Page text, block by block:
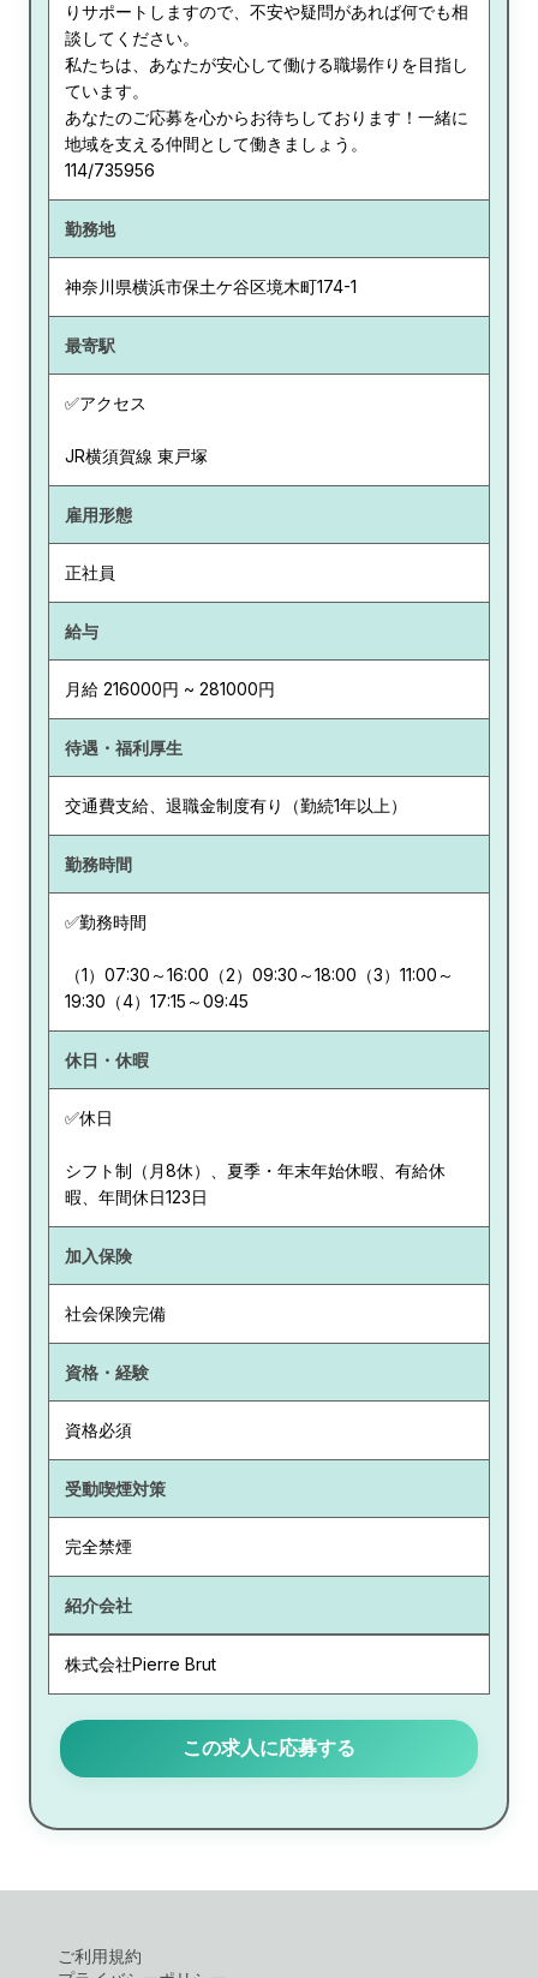
りサポートしますので、不安や疑問があれば何でも相
談してください。
私たちは、あなたが安心して働ける職場作りを目指し
ています。
あなたのご応募を心からお待ちしております！一緒に
地域を支える仲間として働きましょう。
114/735956
勤務地
神奈川県横浜市保土ケ谷区境木町174-1
最寄駅
✅アクセス
JR横須賀線 東戸塚
雇用形態
正社員
給与
月給 216000円 ~ 281000円
待遇・福利厚生
交通費支給、退職金制度有り（勤続1年以上）
勤務時間
✅勤務時間
（1）07:30～16:00（2）09:30～18:00（3）11:00～
19:30（4）17:15～09:45
休日・休暇
✅休日
シフト制（月8休）、夏季・年末年始休暇、有給休
暇、年間休日123日
加入保険
社会保険完備
資格・経験
資格必須
受動喫煙対策
完全禁煙
紹介会社
株式会社Pierre Brut
この求人に応募する
ご利用規約